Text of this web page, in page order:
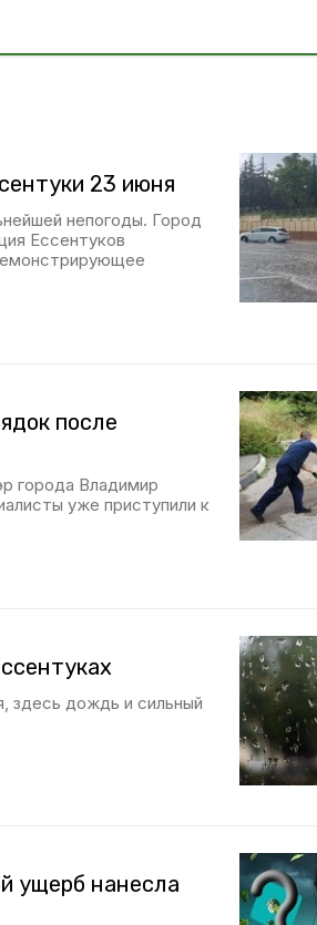
23 июня
непогоды. Город
Ессентуков
после
города Владимир
уже приступили к
здесь дождь и сильный
ущерб нанесла